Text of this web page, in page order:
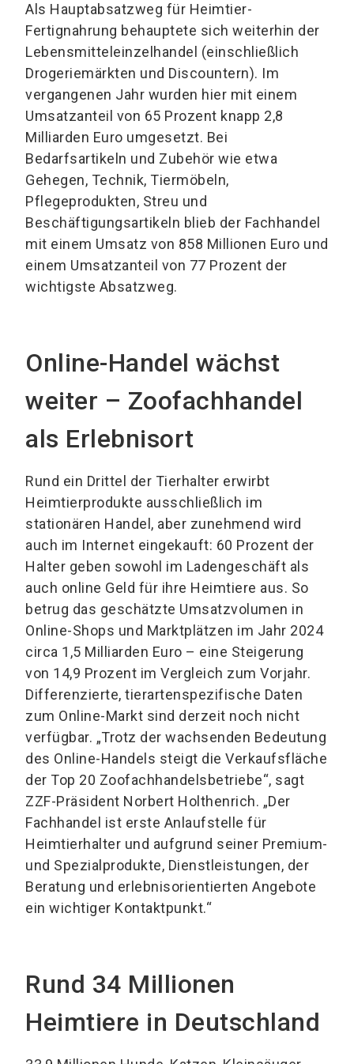
Als Hauptabsatzweg für Heimtier-
Fertignahrung behauptete sich weiterhin der
Lebensmitteleinzelhandel (einschließlich
Drogeriemärkten und Discountern). Im
vergangenen Jahr wurden hier mit einem
Umsatzanteil von 65 Prozent knapp 2,8
Milliarden Euro umgesetzt. Bei
Bedarfsartikeln und Zubehör wie etwa
Gehegen, Technik, Tiermöbeln,
Pflegeprodukten, Streu und
Beschäftigungsartikeln blieb der Fachhandel
mit einem Umsatz von 858 Millionen Euro und
einem Umsatzanteil von 77 Prozent der
wichtigste Absatzweg.
Online-Handel wächst
weiter – Zoofachhandel
als Erlebnisort
Rund ein Drittel der Tierhalter erwirbt
Heimtierprodukte ausschließlich im
stationären Handel, aber zunehmend wird
auch im Internet eingekauft: 60 Prozent der
Halter geben sowohl im Ladengeschäft als
auch online Geld für ihre Heimtiere aus. So
betrug das geschätzte Umsatzvolumen in
Online-Shops und Marktplätzen im Jahr 2024
circa 1,5 Milliarden Euro – eine Steigerung
von 14,9 Prozent im Vergleich zum Vorjahr.
Differenzierte, tierartenspezifische Daten
zum Online-Markt sind derzeit noch nicht
verfügbar. „Trotz der wachsenden Bedeutung
des Online-Handels steigt die Verkaufsfläche
der Top 20 Zoofachhandelsbetriebe“, sagt
ZZF-Präsident Norbert Holthenrich. „Der
Fachhandel ist erste Anlaufstelle für
Heimtierhalter und aufgrund seiner Premium-
und Spezialprodukte, Dienstleistungen, der
Beratung und erlebnisorientierten Angebote
ein wichtiger Kontaktpunkt.“
Rund 34 Millionen
Heimtiere in Deutschland